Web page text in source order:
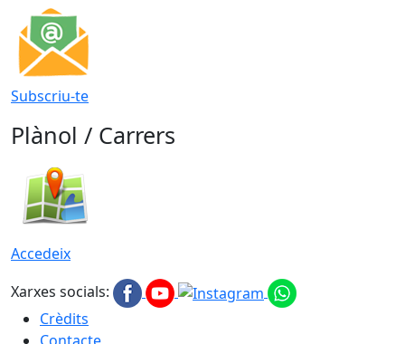
Subscriu-te
Plànol / Carrers
Accedeix
Xarxes socials:
Crèdits